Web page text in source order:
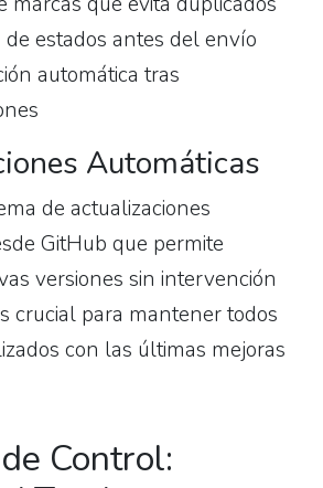
de estados antes del envío
automática tras
Automáticas
de actualizaciones
GitHub que permite
versiones sin intervención
crucial para mantener todos
con las últimas mejoras
Control: